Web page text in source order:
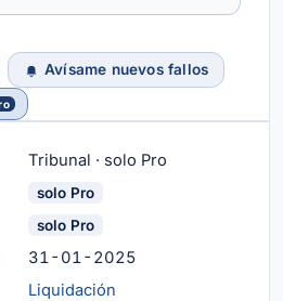
Avísame nuevos fallos
Tribunal · solo Pro
solo Pro
solo Pro
31-01-2025
Liquidación